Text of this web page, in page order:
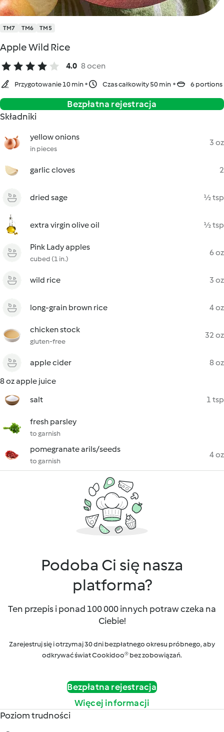
TM7 TM6 TM5
Apple Wild Rice
4.0 8 ocen
Przygotowanie 10 min Czas całkowity 50 min 6 portions
Bezpłatna rejestracja
Składniki
yellow onions
in pieces
3 oz
garlic cloves 2
dried sage ½ tsp
extra virgin olive oil ½ tsp
Pink Lady apples
cubed (1 in.)
6 oz
wild rice 3 oz
long-grain brown rice 4 oz
chicken stock
gluten-free
32 oz
apple cider
8 oz
8 oz apple juice
salt
1 tsp
fresh parsley
to garnish
pomegranate arils/seeds
to garnish
4 oz
Podoba Ci się nasza
platforma?
Ten przepis i ponad 100 000 innych potraw czeka na
Ciebie!
Zarejestruj się i otrzymaj 30 dni bezpłatnego okresu próbnego, aby
odkrywać świat Cookidoo® bez zobowiązań.
Bezpłatna rejestracja
Więcej informacji
Poziom trudności